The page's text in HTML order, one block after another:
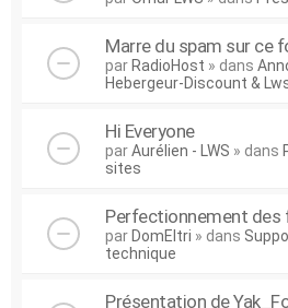
Marre du spam sur ce
par RadioHost » dans
Hebergeur-Discount &
Hi Everyone
parAurélien - LWS » dans
sites
Perfectionnement des
par DomEltri » dans
technique
Présentation de